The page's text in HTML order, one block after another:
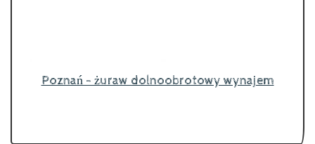
Poznań - żuraw dolnoobrotowy wynajem